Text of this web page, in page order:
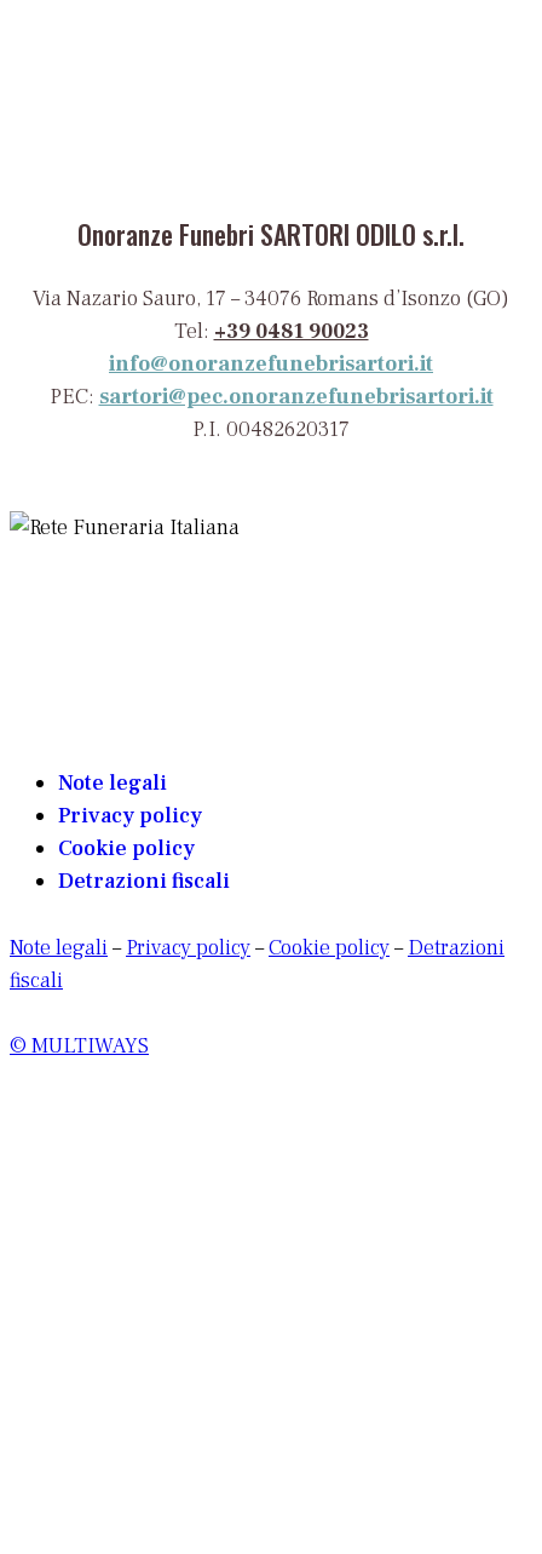
Onoranze Funebri SARTORI ODILO s.r.l.
Via Nazario Sauro, 17 – 34076 Romans d’Isonzo (GO)
Tel: +39 0481 90023
info@onoranzefunebrisartori.it
PEC: sartori@pec.onoranzefunebrisartori.it
P.I. 00482620317
Note legali
Privacy policy
Cookie policy
Detrazioni fiscali
Note legali–Privacy policy–Cookie policy–Detrazioni
fiscali
© MULTIWAYS